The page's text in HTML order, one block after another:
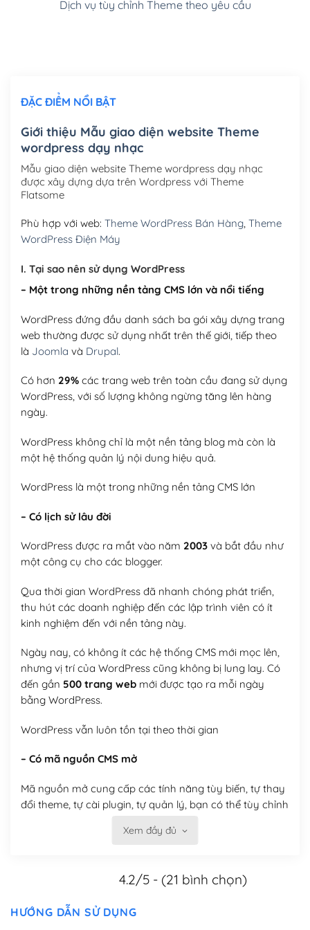
Cài đặt SMTP Mail cho site Wordpress(+100,000₫)
Mua thêm Host + Tên miền
Tên miền quốc tế .com .net .org (1 năm)
Tên miền Việt Nam .vn (1 năm)
Hosting 2GB SSD (1 năm)(+450,000₫)
Hosting 5GB SSD (1 năm)
Dịch vụ tùy chỉnh Theme theo yêu cầu
ĐẶC ĐIỂM NỔI BẬT
Giới thiệu Mẫu giao diện website Theme
wordpress dạy nhạc
Mẫu giao diện website Theme wordpress dạy nhạc
được xây dựng dựa trên Wordpress với Theme
Flatsome
Phù hợp với web: Theme WordPress Bán Hàng, Theme
WordPress Điện Máy
I. Tại sao nên sử dụng WordPress
– Một trong những nền tảng CMS lớn và nổi tiếng
WordPress đứng đầu danh sách ba gói xây dựng trang
web thường được sử dụng nhất trên thế giới, tiếp theo
là Joomla và Drupal.
Có hơn 29%các trang web trên toàn cầu đang sử dụng
WordPress, với số lượng không ngừng tăng lên hàng
ngày.
WordPress không chỉ là một nền tảng blog mà còn là
một hệ thống quản lý nội dung hiệu quả.
WordPress là một trong những nền tảng CMS lớn
– Có lịch sử lâu đời
WordPress được ra mắt vào năm 2003và bắt đầu như
một công cụ cho các blogger.
Qua thời gian WordPress đã nhanh chóng phát triển,
thu hút các doanh nghiệp đến các lập trình viên có ít
kinh nghiệm đến với nền tảng này.
Ngày nay, có không ít các hệ thống CMS mới mọc lên,
nhưng vị trí của WordPress cũng không bị lung lay. Có
đến gần 500 trang webmới được tạo ra mỗi ngày
bằng WordPress.
WordPress vẫn luôn tồn tại theo thời gian
– Có mã nguồn CMS mở
Mã nguồn mở cung cấp các tính năng tùy biến, tự thay
đổi theme, tự cài plugin, tự quản lý, bạn có thể tùy chỉnh
Có thể tùy biến trên website WordPress
Xem đầy đủ
4.2/5 - (21 bình chọn)
HƯỚNG DẪN SỬ DỤNG